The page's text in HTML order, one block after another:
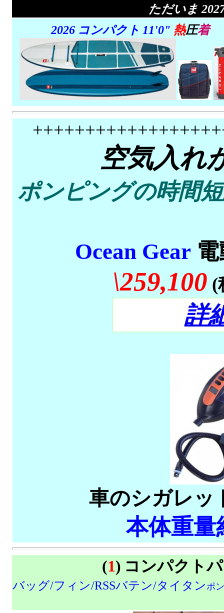
ただいま
2026 コンパクト 11'0" 熱圧着
空気入れ
ポンピングの時間
Ocean Gear
\259,100 (
詳
車のシガレッ
本体重量
(1) コンパクト
バッグ/フィン/RSSバテン/タイタンポ